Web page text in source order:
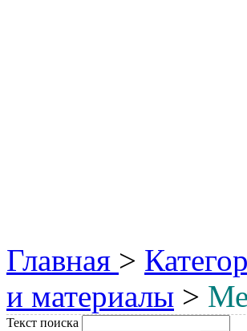
Главная >
и материалы >
Текст поиска